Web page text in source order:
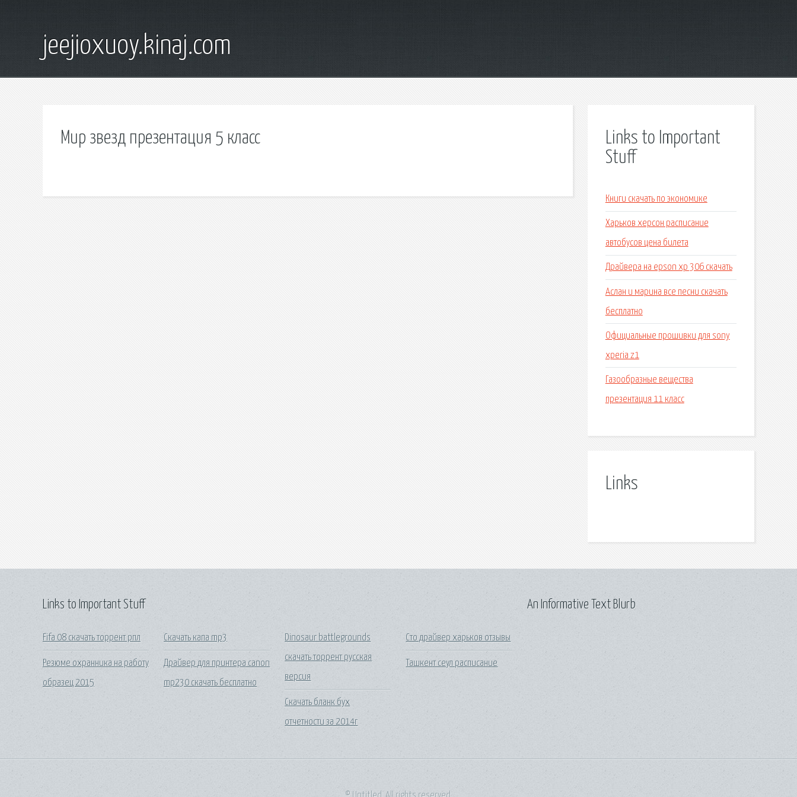
jeejioxuoy.kinaj.com
Мир звезд презентация 5 класс
Links to Important
Stuff
Книги скачать по экономике
Харьков херсон расписание
автобусов цена билета
Драйвера на epson xp 306 скачать
Аслан и марина все песни скачать
бесплатно
Официальные прошивки для sony
xperia z1
Газообразные вещества
презентация 11 класс
Links
Links to Important Stuff
Fifa 08 скачать торрент рпл
Резюме охранника на работу
образец 2015
Скачать капа mp3
Драйвер для принтера canon
mp230 скачать бесплатно
Dinosaur battlegrounds
скачать торрент русская
версия
Скачать бланк бух
отчетности за 2014г
Сто драйвер харьков отзывы
Ташкент сеул расписание
An Informative Text Blurb